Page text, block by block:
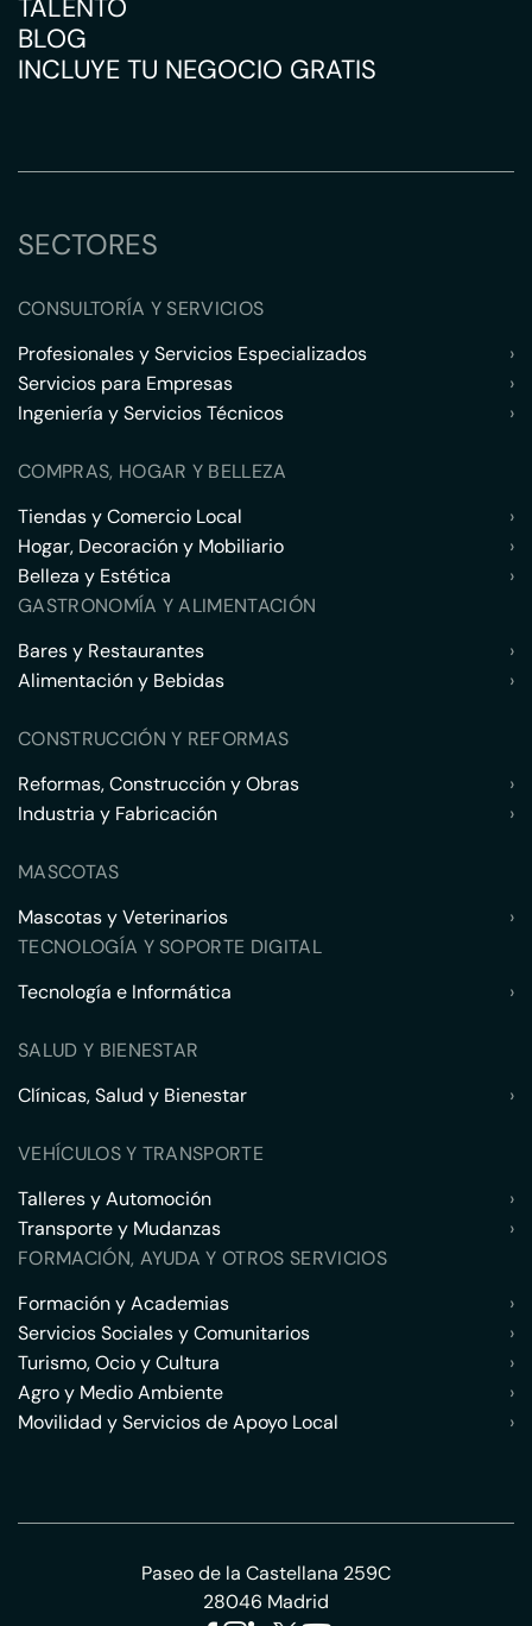
TALENTO
BLOG
INCLUYE TU NEGOCIO GRATIS
SECTORES
CONSULTORÍA Y SERVICIOS
Profesionales y Servicios Especializados
›
Servicios para Empresas
›
Ingeniería y Servicios Técnicos
›
COMPRAS, HOGAR Y BELLEZA
Tiendas y Comercio Local
›
Hogar, Decoración y Mobiliario
›
Belleza y Estética
›
GASTRONOMÍA Y ALIMENTACIÓN
Bares y Restaurantes
›
Alimentación y Bebidas
›
CONSTRUCCIÓN Y REFORMAS
Reformas, Construcción y Obras
›
Industria y Fabricación
›
MASCOTAS
Mascotas y Veterinarios
›
TECNOLOGÍA Y SOPORTE DIGITAL
Tecnología e Informática
›
SALUD Y BIENESTAR
Clínicas, Salud y Bienestar
›
VEHÍCULOS Y TRANSPORTE
Talleres y Automoción
›
Transporte y Mudanzas
›
FORMACIÓN, AYUDA Y OTROS SERVICIOS
Formación y Academias
›
Servicios Sociales y Comunitarios
›
Turismo, Ocio y Cultura
›
Agro y Medio Ambiente
›
Movilidad y Servicios de Apoyo Local
›
Paseo de la Castellana 259C
28046 Madrid